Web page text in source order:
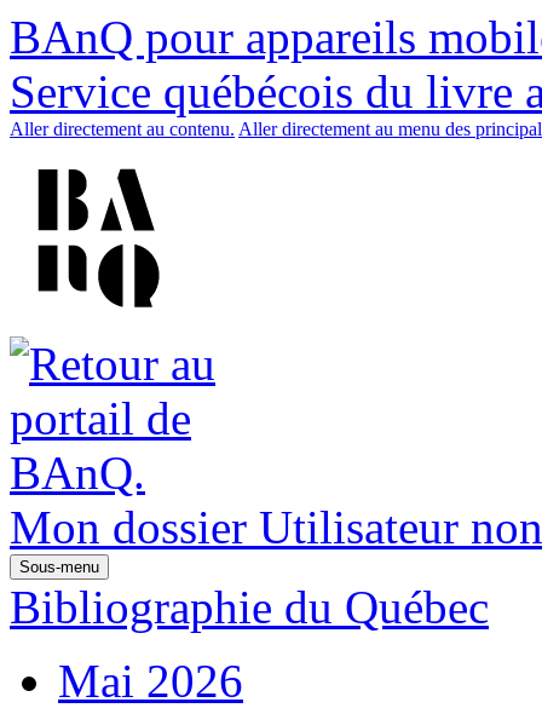
BAnQ pour appareils
Service québécois du livre
Aller directement au contenu. Aller directement au menu des
Mon dossier Utilisateur
Sous-menu
Bibliographie du Québec
Mai 2026